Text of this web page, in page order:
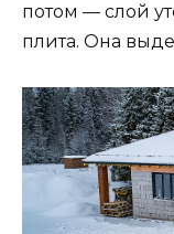
потом — слой
плита. Она